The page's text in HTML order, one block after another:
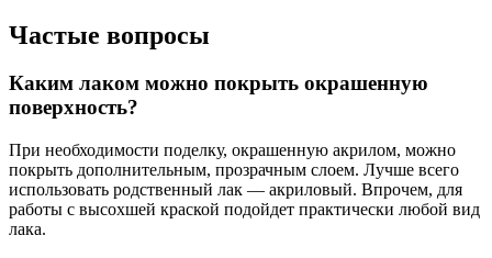
Частые вопросы
Каким лаком можно покрыть окрашенную
поверхность?
При необходимости поделку, окрашенную акрилом, можно
покрыть дополнительным, прозрачным слоем. Лучше всего
использовать родственный лак — акриловый. Впрочем, для
работы с высохшей краской подойдет практически любой вид
лака.